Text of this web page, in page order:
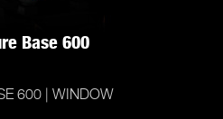
Base 600
600 | WINDOW